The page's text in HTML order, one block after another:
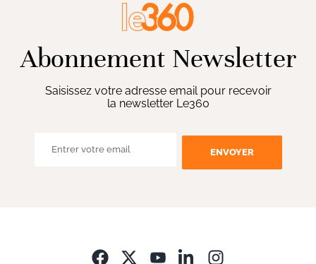
Abonnement Newsletter
Saisissez votre adresse email pour recevoir
la newsletter Le360
ENVOYER